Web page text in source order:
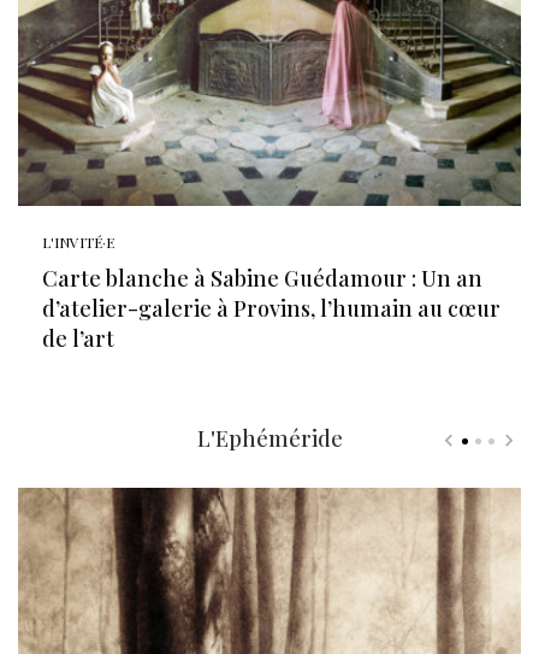
L'INVITÉ·E
Carte blanche à Sabine Guédamour : Un an
d’atelier-galerie à Provins, l’humain au cœur
de l’art
L'Ephéméride